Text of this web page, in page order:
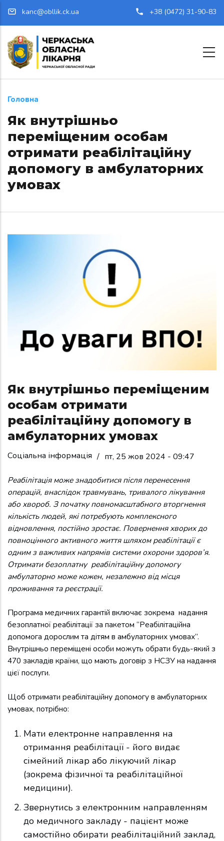
kanc@obllik.ck.ua +38 (0472) 31-90-83
Головна
Як внутрішньо
переміщеним особам
отримати реабілітаційну
допомогу в амбулаторних
умовах
Як внутрішньо переміщеним
особам отримати
реабілітаційну допомогу в
амбулаторних умовах
Соціальна інформація / пт, 25 жов 2024 - 09:47
Реабілітація може знадобитися після перенесення
операцій, внаслідок травмувань, тривалого лікування
або хвороб. З початку повномасштабного вторгнення
кількість людей, які потребують комплексного
відновлення, постійно зростає. Повернення хворих до
повноцінного активного життя шляхом реабілітації є
одним з важливих напрямів системи охорони здоров’я.
Отримати безоплатну реабілітаційну допомогу
амбулаторно може кожен, незалежно від місця
проживання та реєстрації.
Програма медичних гарантій включає зокрема надання
безоплатної реабілітації за пакетом “Реабілітаційна
допомога дорослим та дітям в амбулаторних умовах”.
Внутрішньо переміщені особи можуть обрати будь-який з
470 закладів країни, що мають договір з НСЗУ на надання
цієї послуги.
Щоб отримати реабілітаційну допомогу в амбулаторних
умовах, потрібно:
Мати електронне направлення на
отримання реабілітації - його видає
сімейний лікар або лікуючий лікар
(зокрема фізичної та реабілітаційної
медицини).
Звернутись з електронним направленням
до медичного закладу - пацієнт може
самостійно обирати реабілітаційний заклад,